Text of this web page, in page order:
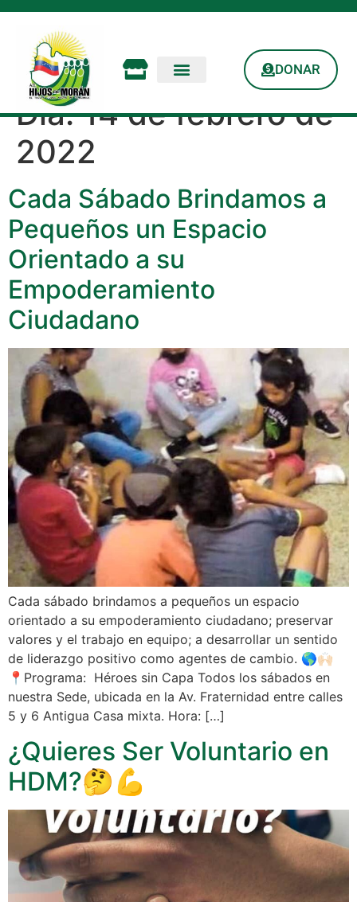
DONAR
Día:14 de febrero de
2022
Cada Sábado Brindamos a
Pequeños un Espacio
Orientado a su
Empoderamiento
Ciudadano
Cada sábado brindamos a pequeños un espacio
orientado a su empoderamiento ciudadano; preservar
valores y el trabajo en equipo; a desarrollar un sentido
de liderazgo positivo como agentes de cambio. 🌎🙌🏻
📍Programa: Héroes sin Capa Todos los sábados en
nuestra Sede, ubicada en la Av. Fraternidad entre calles
5 y 6 Antigua Casa mixta. Hora: […]
¿Quieres Ser Voluntario en
HDM?🤔💪